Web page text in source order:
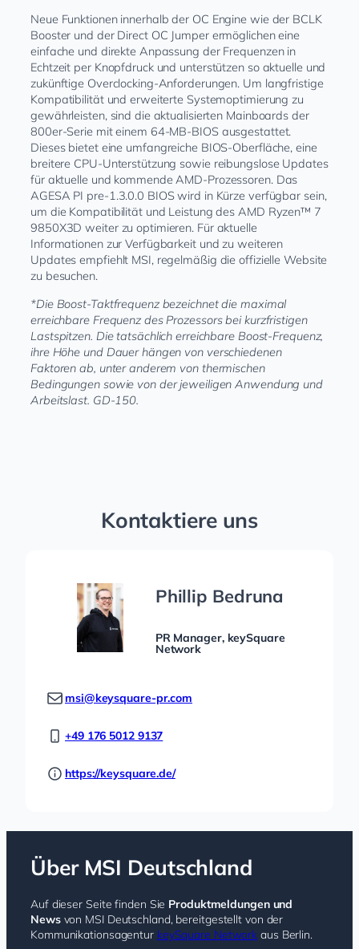
Neue Funktionen innerhalb der OC Engine wie der BCLK
Booster und der Direct OC Jumper ermöglichen eine
einfache und direkte Anpassung der Frequenzen in
Echtzeit per Knopfdruck und unterstützen so aktuelle und
zukünftige Overclocking-Anforderungen. Um langfristige
Kompatibilität und erweiterte Systemoptimierung zu
gewährleisten, sind die aktualisierten Mainboards der
800er-Serie mit einem 64-MB-BIOS ausgestattet.
Dieses bietet eine umfangreiche BIOS-Oberfläche, eine
breitere CPU-Unterstützung sowie reibungslose Updates
für aktuelle und kommende AMD-Prozessoren. Das
AGESA PI pre-1.3.0.0 BIOS wird in Kürze verfügbar sein,
um die Kompatibilität und Leistung des AMD Ryzen™ 7
9850X3D weiter zu optimieren. Für aktuelle
Informationen zur Verfügbarkeit und zu weiteren
Updates empfiehlt MSI, regelmäßig die offizielle Website
zu besuchen.
*Die Boost-Taktfrequenz bezeichnet die maximal
erreichbare Frequenz des Prozessors bei kurzfristigen
Lastspitzen. Die tatsächlich erreichbare Boost-Frequenz,
ihre Höhe und Dauer hängen von verschiedenen
Faktoren ab, unter anderem von thermischen
Bedingungen sowie von der jeweiligen Anwendung und
Arbeitslast. GD-150.
Kontaktiere uns
Phillip Bedruna
PR Manager, keySquare
Network
msi@keysquare-pr.com
+49 176 5012 9137
https://keysquare.de/
Über MSI Deutschland
Auf dieser Seite finden Sie Produktmeldungen und
Newsvon MSI Deutschland, bereitgestellt von der
Kommunikationsagentur keySquare Network aus Berlin.